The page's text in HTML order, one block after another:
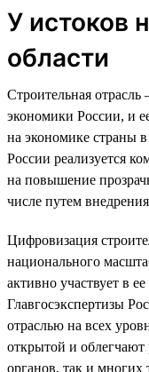
У истоков
области
Строительная
экономики России, и
на экономике страны
России реализуется
на повышение
числе путем
Цифровизация
национального
активно участвует в
Главгосэкспертизы
отраслью на всех
открытой и облегчают
органов, так и